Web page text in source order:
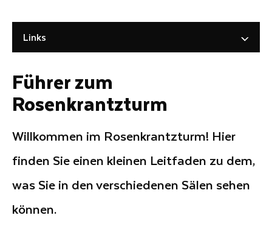
Links
Führer zum
Rosenkrantzturm
Willkommen im Rosenkrantzturm! Hier
finden Sie einen kleinen Leitfaden zu dem,
was Sie in den verschiedenen Sälen sehen
können.